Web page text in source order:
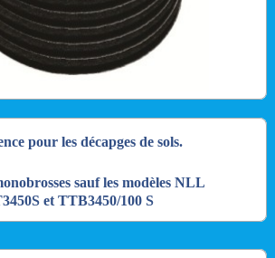
pour les décapges de sols.
sauf les modèles NLL
et TTB3450/100 S